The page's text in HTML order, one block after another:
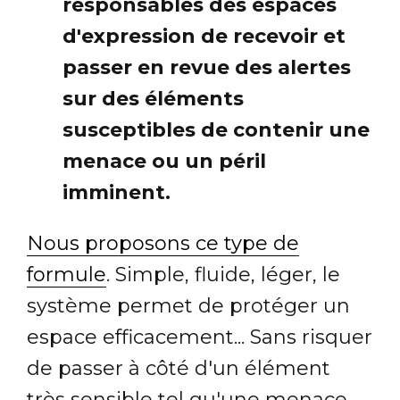
responsables des espaces
d'expression de recevoir et
passer en revue des alertes
sur des éléments
susceptibles de contenir une
menace ou un péril
imminent.
Nous proposons ce type de
formule. Simple, fluide, léger, le
système permet de protéger un
espace efficacement... Sans risquer
de passer à côté d'un élément